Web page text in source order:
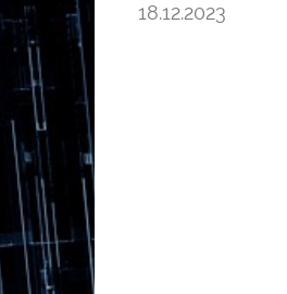
18.12.2023